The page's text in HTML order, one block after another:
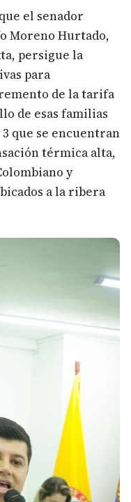
el senador
Moreno Hurtado,
persigue la
para
de la tarifa
de esas familias
que se encuentran
térmica alta,
y
a la ribera